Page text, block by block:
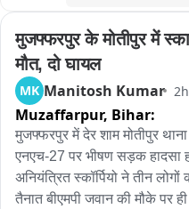
मुजफ्फरपुर के मोतीपुर में
मौत, दो घायल
MK Manitosh Kumar
Muzaffarpur, Bihar:
मुजफ्फरपुर में देर शाम मोतीपुर
एनएच-27 पर भीषण सड़क
अनियंत्रित स्कॉर्पियो ने तीन लोगों
तैनात बीएमपी जवान की मौके पर